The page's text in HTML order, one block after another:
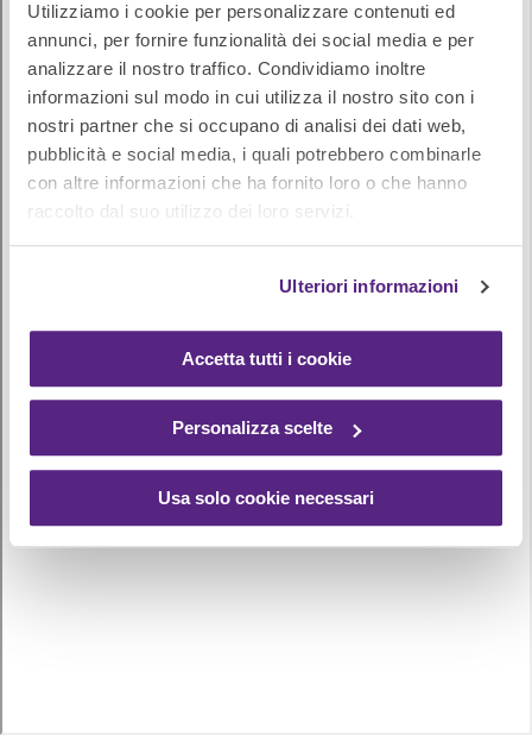
Utilizziamo i cookie per personalizzare contenuti ed
annunci, per fornire funzionalità dei social media e per
analizzare il nostro traffico. Condividiamo inoltre
informazioni sul modo in cui utilizza il nostro sito con i
nostri partner che si occupano di analisi dei dati web,
pubblicità e social media, i quali potrebbero combinarle
con altre informazioni che ha fornito loro o che hanno
raccolto dal suo utilizzo dei loro servizi.
Ulteriori informazioni
Accetta tutti i cookie
Personalizza scelte
Usa solo cookie necessari